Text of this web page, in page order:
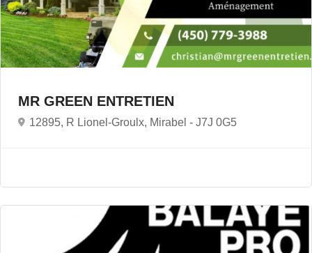
MR GREEN ENTRETIEN
12895, R Lionel-Groulx, Mirabel - J7J 0G5